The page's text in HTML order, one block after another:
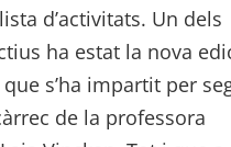
d’activitats. Un dels
ha estat la nova
s’ha impartit per
de la professora